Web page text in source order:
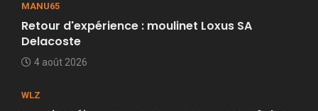
MANU65
Retour d'expérience : moulinet Loxus SA
Delacoste
4 août 2026
WLZ